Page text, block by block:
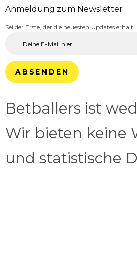
Anmeldung zum Newsletter
Sei der Erste, der die neuesten Updates erhält.
ABSENDEN
Betballers ist
Wir bieten keine
und statistische